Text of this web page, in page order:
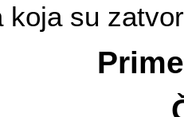
koja su